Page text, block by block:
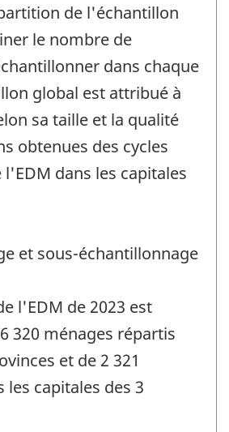
de l'échantillon
le nombre de
dans chaque
global est attribué à
sa taille et la qualité
obtenues des cycles
dans les capitales
et sous-échantillonnage
l'EDM de 2023 est
320 ménages répartis
et de 2 321
les capitales des 3